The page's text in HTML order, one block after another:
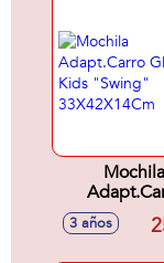
Mochila
Glowlab
3 años